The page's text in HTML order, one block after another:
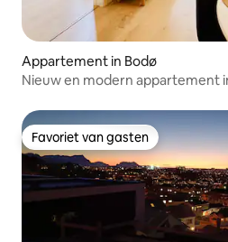
Appartement in Bodø
Favoriet van gasten
Favoriet van gasten